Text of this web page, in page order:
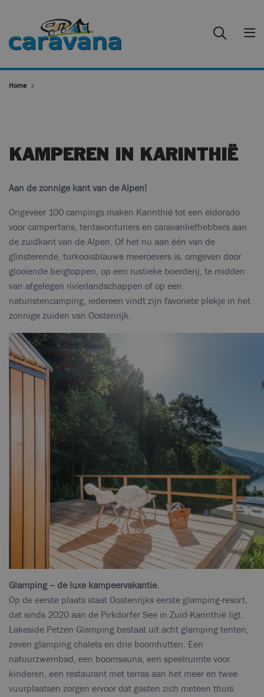
Home
KAMPEREN IN KARINTHIË
Aan de zonnige kant van de Alpen!
Ongeveer 100 campings maken Karinthië tot een eldorado
voor camperfans, tentavonturiers en caravanliefhebbers aan
de zuidkant van de Alpen. Of het nu aan één van de
glinsterende, turkooisblauwe meeroevers is, omgeven door
glooiende bergtoppen, op een rustieke boerderij, te midden
van afgelegen rivierlandschappen of op een
naturistencamping, iedereen vindt zijn favoriete plekje in het
zonnige zuiden van Oostenrijk.
Glamping – de luxe kampeervakantie.
Op de eerste plaats staat Oostenrijks eerste glamping-resort,
dat sinds 2020 aan de Pirkdorfer See in Zuid-Karinthië ligt.
Lakeside Petzen Glamping bestaat uit acht glamping tenten,
zeven glamping chalets en drie boomhutten. Een
natuurzwembad, een boomsauna, een speelruimte voor
kinderen, een restaurant met terras aan het meer en twee
vuurplaatsen zorgen ervoor dat gasten zich meteen thuis